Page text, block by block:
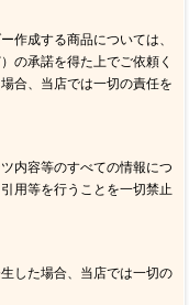
作成する商品については、
の承諾を得た上でご依頼く
合、当店では一切の責任を
内容等のすべての情報につ
用等を行うことを一切禁止
した場合、当店では一切の